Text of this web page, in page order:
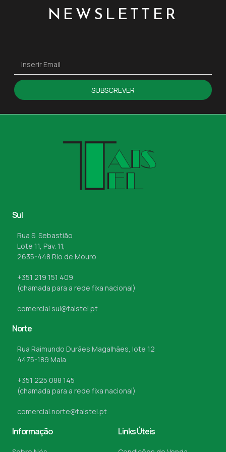
NEWSLETTER
SUBSCREVER
Sul
Rua S. Sebastião
Lote 11, Pav. 11,
2635-448 Rio de Mouro
+351 219 151 409
(chamada para a rede fixa nacional)
comercial.sul@taistel.pt
Norte
Rua Raimundo Durães Magalhães, lote 12
4475-189 Maia
+351 225 088 145
(chamada para a rede fixa nacional)
comercial.norte@taistel.pt
Informação Links Úteis